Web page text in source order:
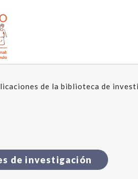
de la biblioteca de
de investigación